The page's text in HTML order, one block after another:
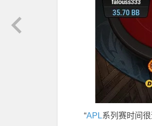
“APL系列赛时间